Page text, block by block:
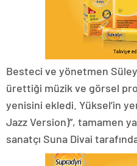
Besteci ve yönetmen
ürettiği müzik ve görsel
yenisini ekledi. Yüksel’in
Jazz Version)”, tamamen
sanatçı Suna Divai